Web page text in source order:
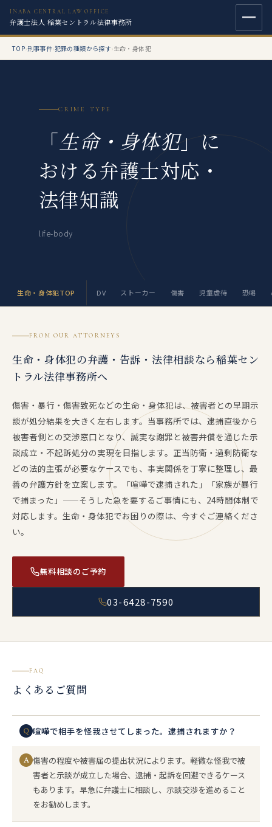
INABA CENTRAL LAW OFFICE
弁護士法人 稲葉セントラル法律事務所
TOP›刑事事件›犯罪の種類から探す›生命・身体犯
CRIME TYPE
「生命・身体犯」に
おける弁護士対応・
法律知識
life-body
生命・身体犯TOP DV ストーカー 傷害 児童虐待 恐喝
FROM OUR ATTORNEYS
生命・身体犯の弁護・告訴・法律相談なら稲葉セン
トラル法律事務所へ
傷害・暴行・傷害致死などの生命・身体犯は、被害者との早期示
談が処分結果を大きく左右します。当事務所では、逮捕直後から
被害者側との交渉窓口となり、誠実な謝罪と被害弁償を通じた示
談成立・不起訴処分の実現を目指します。正当防衛・過剰防衛な
どの法的主張が必要なケースでも、事実関係を丁寧に整理し、最
善の弁護方針を立案します。「喧嘩で逮捕された」「家族が暴行
で捕まった」——そうした急を要するご事情にも、24時間体制で
対応します。生命・身体犯でお困りの際は、今すぐご連絡くださ
い。
無料相談のご予約
03-6428-7590
FAQ
よくあるご質問
Q 喧嘩で相手を怪我させてしまった。逮捕されますか？
A 傷害の程度や被害届の提出状況によります。軽微な怪我で被
害者と示談が成立した場合、逮捕・起訴を回避できるケース
もあります。早急に弁護士に相談し、示談交渉を進めること
をお勧めします。